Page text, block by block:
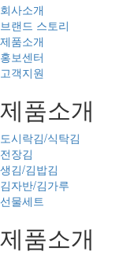
회사소개
브랜드 스토리
제품소개
홍보센터
고객지원
제품소개
도시락김/식탁김
전장김
생김/김밥김
김자반/김가루
선물세트
제품소개